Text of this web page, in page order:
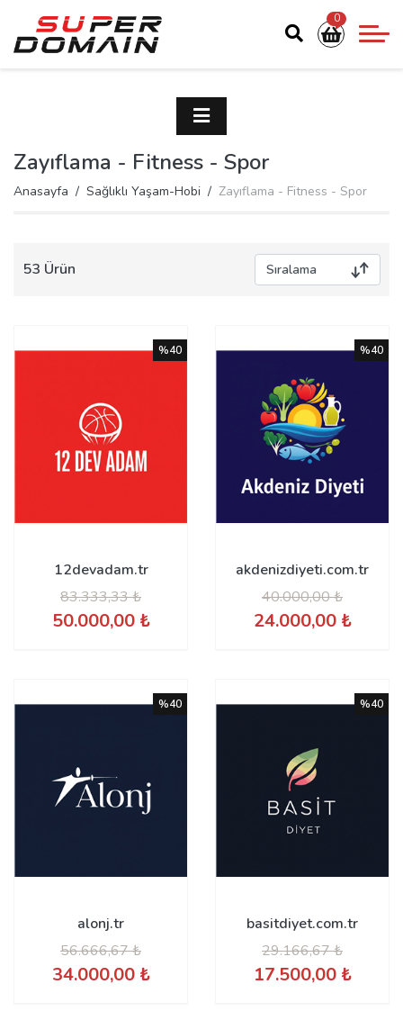
0
Zayıflama - Fitness - Spor
Anasayfa Sağlıklı Yaşam-Hobi Zayıflama - Fitness - Spor
53 Ürün
12devadam.tr
83.333,33 ₺
50.000,00 ₺
%40
akdenizdiyeti.com.tr
40.000,00 ₺
24.000,00 ₺
%40
alonj.tr
56.666,67 ₺
34.000,00 ₺
%40
basitdiyet.com.tr
29.166,67 ₺
17.500,00 ₺
%40